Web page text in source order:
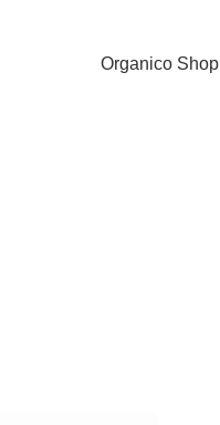
Organico Shop